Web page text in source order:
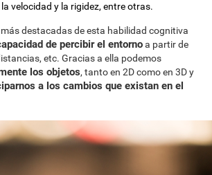
velocidad y la rigidez, entre otras.
destacadas de esta habilidad cognitiva
de percibir el entornoa partir de
etc. Gracias a ella podemos
los objetos, tanto en 2D como en 3D y
a los cambios que existan en el